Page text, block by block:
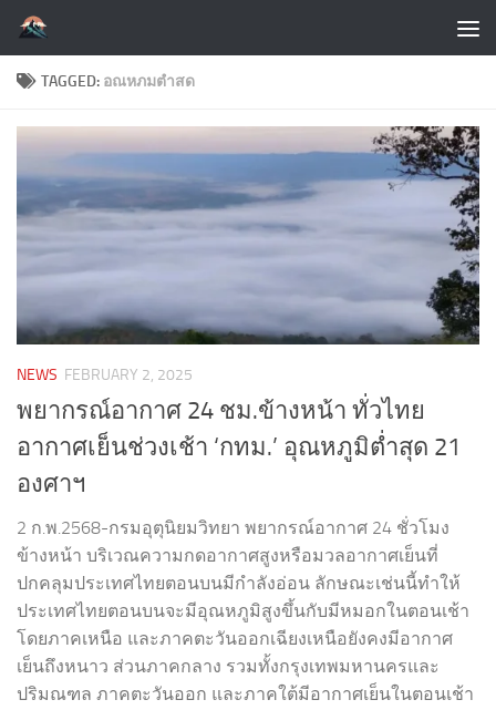
Skip to content
TAGGED: อณหภมตำสด
NEWS FEBRUARY 2, 2025
พยากรณ์อากาศ 24 ชม.ข้างหน้า ทั่วไทย
อากาศเย็นช่วงเช้า ‘กทม.’ อุณหภูมิต่ำสุด 21
องศาฯ
2 ก.พ.2568-กรมอุตุนิยมวิทยา พยากรณ์อากาศ 24 ชั่วโมง
ข้างหน้า บริเวณความกดอากาศสูงหรือมวลอากาศเย็นที่
ปกคลุมประเทศไทยตอนบนมีกำลังอ่อน ลักษณะเช่นนี้ทำให้
ประเทศไทยตอนบนจะมีอุณหภูมิสูงขึ้นกับมีหมอกในตอนเช้า
โดยภาคเหนือ และภาคตะวันออกเฉียงเหนือยังคงมีอากาศ
เย็นถึงหนาว ส่วนภาคกลาง รวมทั้งกรุงเทพมหานครและ
ปริมณฑล ภาคตะวันออก และภาคใต้มีอากาศเย็นในตอนเช้า